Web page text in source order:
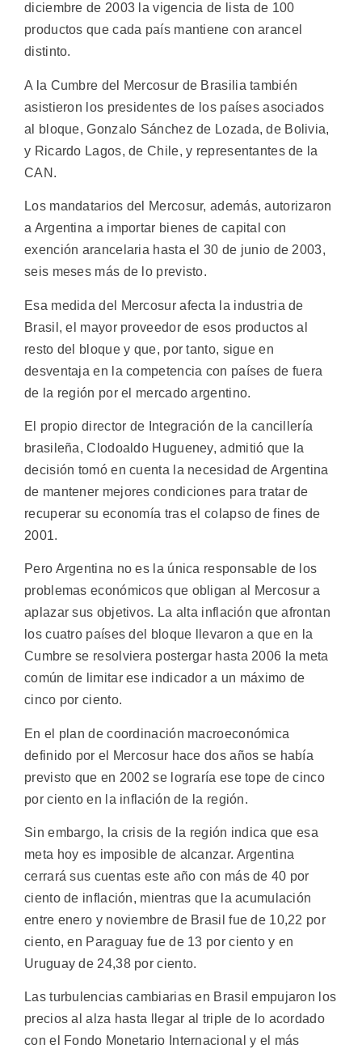
diciembre de 2003 la vigencia de lista de 100
productos que cada país mantiene con arancel
distinto.
A la Cumbre del Mercosur de Brasilia también
asistieron los presidentes de los países asociados
al bloque, Gonzalo Sánchez de Lozada, de Bolivia,
y Ricardo Lagos, de Chile, y representantes de la
CAN.
Los mandatarios del Mercosur, además, autorizaron
a Argentina a importar bienes de capital con
exención arancelaria hasta el 30 de junio de 2003,
seis meses más de lo previsto.
Esa medida del Mercosur afecta la industria de
Brasil, el mayor proveedor de esos productos al
resto del bloque y que, por tanto, sigue en
desventaja en la competencia con países de fuera
de la región por el mercado argentino.
El propio director de Integración de la cancillería
brasileña, Clodoaldo Hugueney, admitió que la
decisión tomó en cuenta la necesidad de Argentina
de mantener mejores condiciones para tratar de
recuperar su economía tras el colapso de fines de
2001.
Pero Argentina no es la única responsable de los
problemas económicos que obligan al Mercosur a
aplazar sus objetivos. La alta inflación que afrontan
los cuatro países del bloque llevaron a que en la
Cumbre se resolviera postergar hasta 2006 la meta
común de limitar ese indicador a un máximo de
cinco por ciento.
En el plan de coordinación macroeconómica
definido por el Mercosur hace dos años se había
previsto que en 2002 se lograría ese tope de cinco
por ciento en la inflación de la región.
Sin embargo, la crisis de la región indica que esa
meta hoy es imposible de alcanzar. Argentina
cerrará sus cuentas este año con más de 40 por
ciento de inflación, mientras que la acumulación
entre enero y noviembre de Brasil fue de 10,22 por
ciento, en Paraguay fue de 13 por ciento y en
Uruguay de 24,38 por ciento.
Las turbulencias cambiarias en Brasil empujaron los
precios al alza hasta llegar al triple de lo acordado
con el Fondo Monetario Internacional y el más